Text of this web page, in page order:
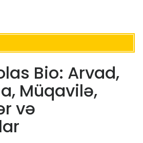
Bio: Arvad,
Müqavilə,
və